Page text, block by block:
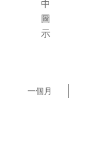
一個月